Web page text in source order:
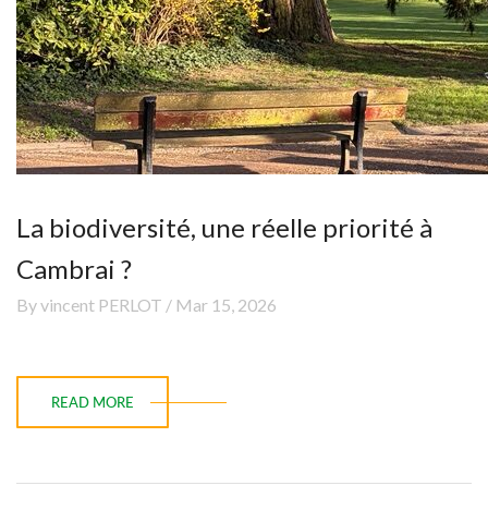
La biodiversité, une réelle priorité à
Cambrai ?
By vincent PERLOT / Mar 15, 2026
READ MORE